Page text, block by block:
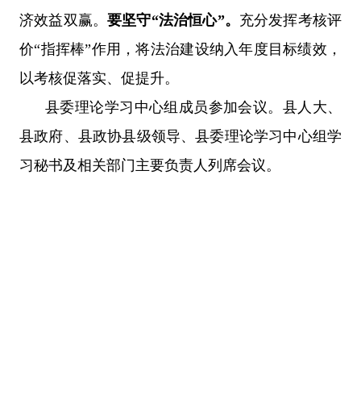
济效益双赢。要坚守“法治恒心”。 充分发挥考核评
价“指挥棒”作用，将法治建设纳入年度目标绩效，
以考核促落实、促提升。
县委理论学习中心组成员参加会议。县人大、
县政府、县政协县级领导、县委理论学习中心组学
习秘书及相关部门主要负责人列席会议。